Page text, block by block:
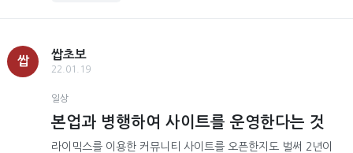
쌉
쌉초보
22.01.19
일상
본업과 병행하여 사이트를 운영한다는 것
라이믹스를 이용한 커뮤니티 사이트를 오픈한지도 벌써 2년이